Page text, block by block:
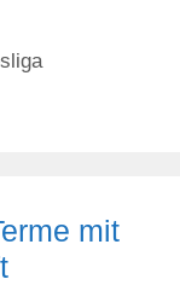
mit